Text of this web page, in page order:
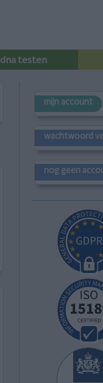
dna testen
mijn account
wachtwoord
nog geen